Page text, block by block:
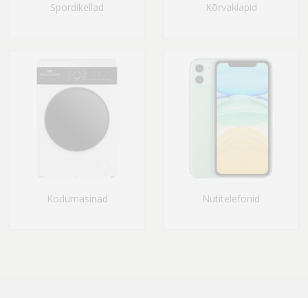
Spordikellad Kõrvaklapid
Kodumasinad Nutitelefonid